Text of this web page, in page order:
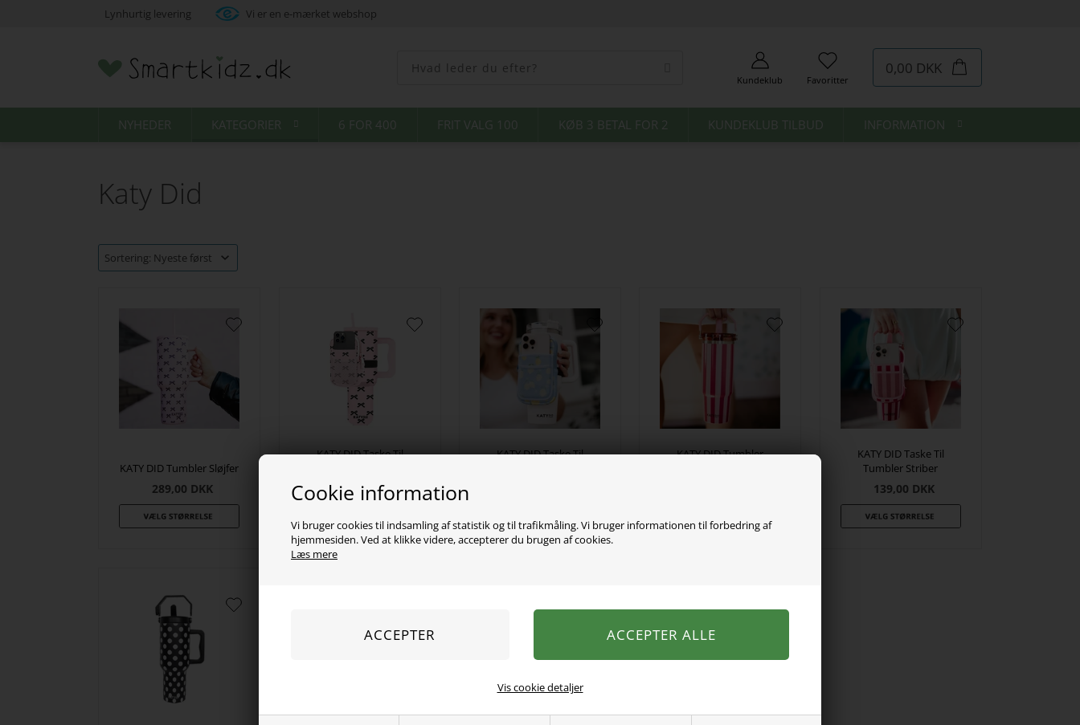
Cookie information
Vi bruger cookies til indsamling af statistik og til trafikmåling. Vi bruger informationen til forbedring af
hjemmesiden. Ved at klikke videre, accepterer du brugen af cookies.
Læs mere
Vis cookie detaljer
Lynhurtig levering Vi er en e-mærket webshop
Kundeklub Favoritter
0,00 DKK
NYHEDER KATEGORIER 6 FOR 400 FRIT VALG 100 KØB 3 BETAL FOR 2 KUNDEKLUB TILBUD INFORMATION
Katy Did
KATY DID Tumbler Sløjfer
289,00 DKK
KATY DID Taske Til
139,00DKK
KATY DID Taske Til
KATY DID Tumbler
KATY DID Taske Til
Tumbler Striber
139,00 DKK